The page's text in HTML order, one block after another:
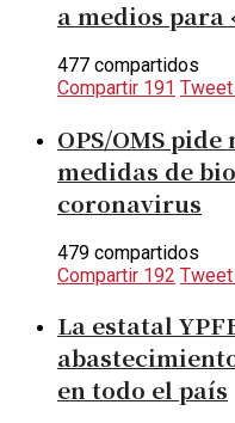
a medios
477 compartidos
Compartir 191 Tweet
OPS/OMS
medidas de
coronavirus
479 compartidos
Compartir 192 Tweet
La estatal
en todo el país